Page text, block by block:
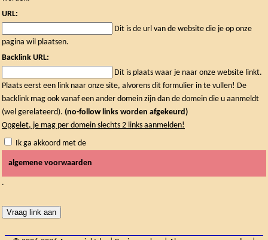
URL:
Dit is de url van de website die je op onze
pagina wil plaatsen.
Backlink URL:
Dit is plaats waar je naar onze website linkt.
Plaats eerst een link naar onze site, alvorens dit formulier in te vullen! De
backlink mag ook vanaf een ander domein zijn dan de domein die u aanmeldt
(wel gerelateerd). (no-follow links worden afgekeurd)
Opgelet, je mag per domein slechts 2 links aanmelden!
Ik ga akkoord met de
algemene voorwaarden
.